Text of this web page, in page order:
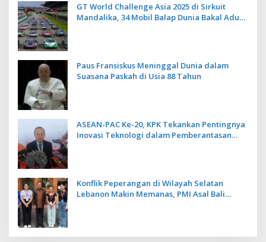
GT World Challenge Asia 2025 di Sirkuit
Mandalika, 34 Mobil Balap Dunia Bakal Adu
Paus Fransiskus Meninggal Dunia dalam
Suasana Paskah di Usia 88 Tahun
ASEAN-PAC Ke-20, KPK Tekankan Pentingnya
Inovasi Teknologi dalam Pemberantasan
Konflik Peperangan di Wilayah Selatan
Lebanon Makin Memanas, PMI Asal Bali